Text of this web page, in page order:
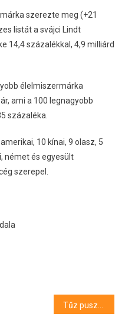
szerezte meg (+21
listát a svájci Lindt
14,4 százalékkal, 4,9 milliárd
élelmiszermárka
ami a 100 legnagyobb
százaléka.
10 kínai, 9 olasz, 5
német és egyesült
szerepel.